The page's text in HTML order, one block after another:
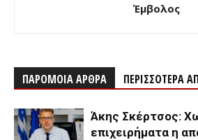
Έμβολος
ΠΑΡΟΜΟΙΑ ΑΡΘΡΑ ΠΕΡΙΣΣΟΤΕΡΑ
Άκης Σκέρτσος:
επιχειρήματα η